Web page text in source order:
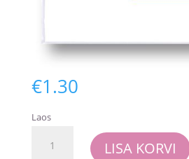
€1.30
Laos
mahulised
LISA KORVI